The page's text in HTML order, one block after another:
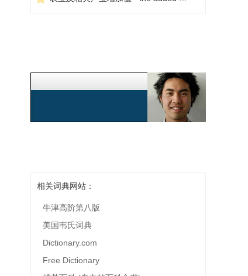
相关词典网站：
牛津高阶第八版
美国韦氏词典
Dictionary.com
Free Dictionary